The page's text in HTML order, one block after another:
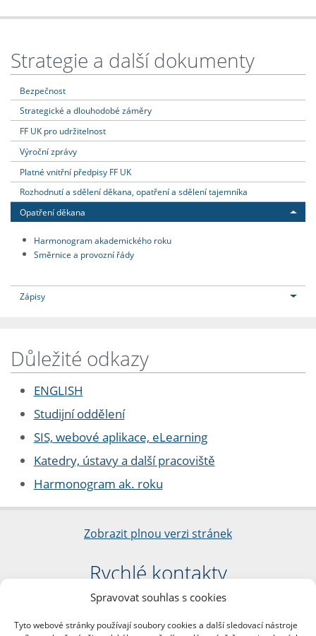
Spravovat souhlas s cookies
Tyto webové stránky používají soubory cookies a další sledovací nástroje
Strategie a další dokumenty
Bezpečnost
Strategické a dlouhodobé záměry
FF UK pro udržitelnost
Výroční zprávy
Platné vnitřní předpisy FF UK
Rozhodnutí a sdělení děkana, opatření a sdělení tajemníka
Opatření děkana
Harmonogram akademického roku
Směrnice a provozní řády
Zápisy
Důležité odkazy
ENGLISH
Studijní oddělení
SIS, webové aplikace, eLearning
Katedry, ústavy a další pracoviště
Harmonogram ak. roku
Zobrazit plnou verzi stránek
Rychlé kontakty
Filozofická fakulta
nám. Jana Palacha 1/2